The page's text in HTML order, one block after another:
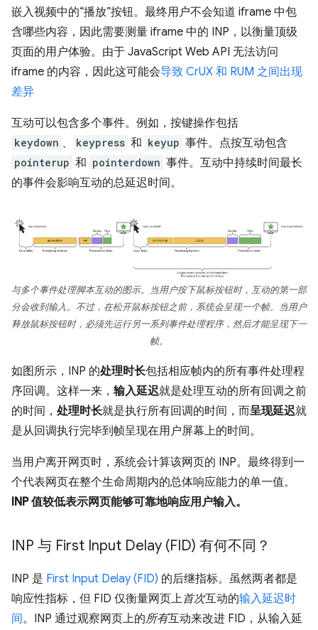
嵌入视频中的“播放”按钮。最终用户不会知道 iframe 中包
含哪些内容，因此需要测量 iframe 中的 INP，以衡量顶级
页面的用户体验。由于 JavaScript Web API 无法访问
iframe 的内容，因此这可能会导致 CrUX 和 RUM 之间出现
差异
互动可以包含多个事件。例如，按键操作包括
keydown 、 keypress 和 keyup 事件。点按互动包含
pointerup 和 pointerdown 事件。互动中持续时间最长
的事件会影响互动的总延迟时间。
与多个事件处理脚本互动的图示。当用户按下鼠标按钮时，互动的第一部
分会收到输入。不过，在松开鼠标按钮之前，系统会呈现一个帧。当用户
释放鼠标按钮时，必须先运行另一系列事件处理程序，然后才能呈现下一
帧。
如图所示，INP 的处理时长包括相应帧内的所有事件处理程
序回调。这样一来， 输入延迟就是处理互动的所有回调之前
的时间， 处理时长就是执行所有回调的时间，而呈现延迟就
是从回调执行完毕到帧呈现在用户屏幕上的时间。
当用户离开网页时，系统会计算该网页的 INP。最终得到一
个代表网页在整个生命周期内的总体响应能力的单一值。
INP 值较低表示网页能够可靠地响应用户输入。
INP 与 First Input Delay (FID) 有何不同？
INP 是 First Input Delay (FID) 的后继指标。虽然两者都是
响应性指标，但 FID 仅衡量网页上首次互动的输入延迟时
间。INP 通过观察网页上的所有互动来改进 FID，从输入延